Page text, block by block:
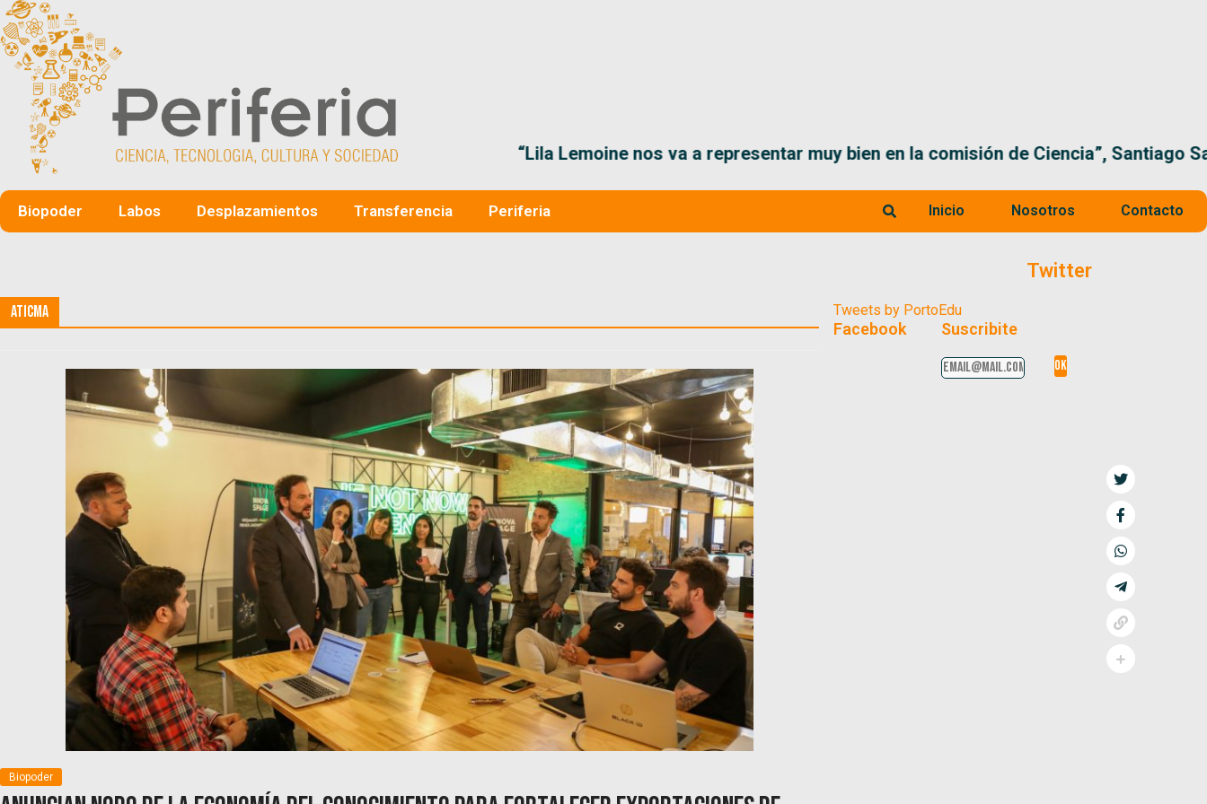
“Lila Lemoine nos va a representar muy bien en la comisión de Ciencia”, Santiago Santurio
Biopoder Labos Desplazamientos Transferencia Periferia Inicio Nosotros Contacto
ATICMA
Biopoder
Twitter
Tweets by PortoEdu
Facebook Suscribite